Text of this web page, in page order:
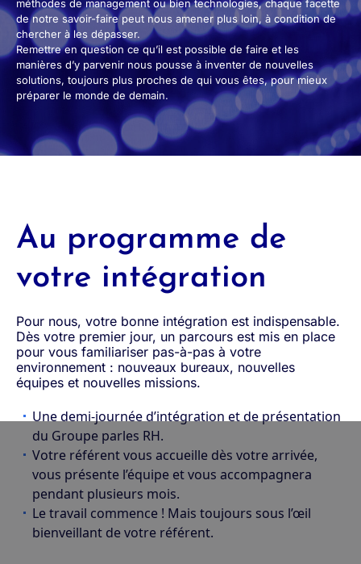
méthodes de management ou bien technologies, chaque facette
de notre savoir-faire peut nous amener plus loin, à condition de
chercher à les dépasser.
Remettre en question ce qu’il est possible de faire et les
manières d’y parvenir nous pousse à inventer de nouvelles
solutions, toujours plus proches de qui vous êtes, pour mieux
préparer le monde de demain.
Au programme de
votre intégration
Pour nous, votre bonne intégration est indispensable.
Dès votre premier jour, un parcours est mis en place
pour vous familiariser pas-à-pas à votre
environnement : nouveaux bureaux, nouvelles
équipes et nouvelles missions.
Une demi-journée d’intégration et de présentation
du Groupe parles RH.
Votre référent vous accueille dès votre arrivée,
vous présente l’équipe et vous accompagnera
pendant plusieurs mois.
Le travail commence ! Mais toujours sous l’œil
bienveillant de votre référent.